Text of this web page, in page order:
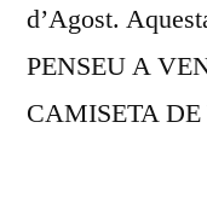
d’Agost.
PENSEU A
CAMISETA